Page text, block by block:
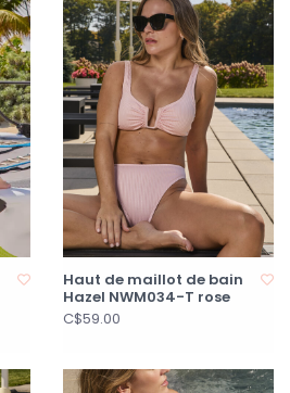
Haut de maillot de bain
Hazel NWM034-T rose
C$59.00